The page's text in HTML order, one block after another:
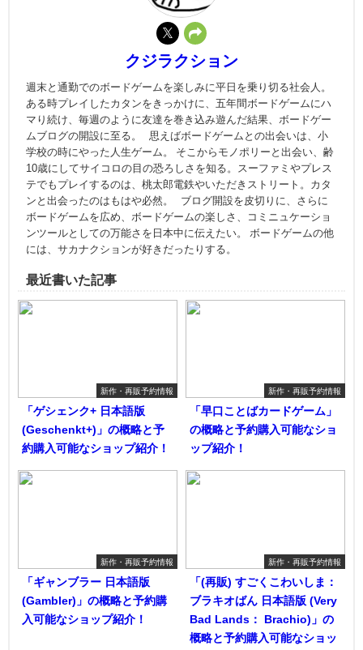
クジラクション
週末と通勤でのボードゲームを楽しみに平日を乗り切る社会人。
ある時プレイしたカタンをきっかけに、五年間ボードゲームにハ
マり続け、毎週のように友達を巻き込み遊んだ結果、ボードゲー
ムブログの開設に至る。 思えばボードゲームとの出会いは、小
学校の時にやった人生ゲーム。 そこからモノポリーと出会い、齢
10歳にしてサイコロの目の恐ろしさを知る。スーファミやプレス
テでもプレイするのは、桃太郎電鉄やいただきストリート。カタ
ンと出会ったのはもはや必然。 ブログ開設を皮切りに、さらに
ボードゲームを広め、ボードゲームの楽しさ、コミニュケーショ
ンツールとしての万能さを日本中に伝えたい。 ボードゲームの他
には、サカナクションが好きだったりする。
最近書いた記事
新作・再販予約情報
「ゲシェンク+ 日本語版
(Geschenkt+)」の概略と予
約購入可能なショップ紹介！
新作・再販予約情報
「早口ことばカードゲーム」
の概略と予約購入可能なショ
ップ紹介！
新作・再販予約情報
「ギャンブラー 日本語版
(Gambler)」の概略と予約購
入可能なショップ紹介！
新作・再販予約情報
「(再販) すごくこわいしま：
ブラキオばん 日本語版 (Very
Bad Lands： Brachio)」の
概略と予約購入可能なショッ